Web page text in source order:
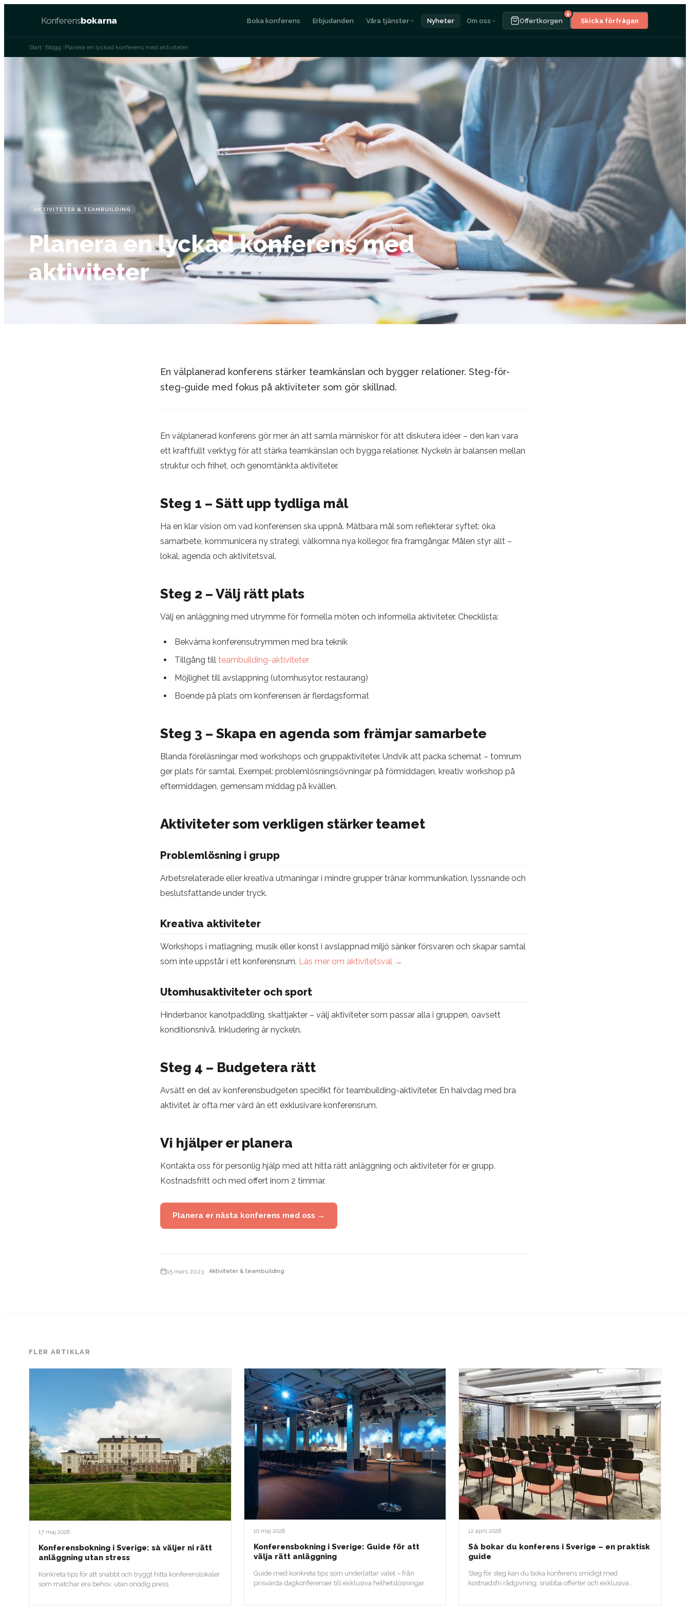
Konferensbokarna Boka konferens Erbjudanden Våra tjänster Nyheter Om oss Offertkorgen
0
Skicka förfrågan
Start Blogg Planera en lyckad konferens med aktiviteter
AKTIVITETER & TEAMBUILDING
Planera en lyckad konferens med
aktiviteter
15 mars 2023
En välplanerad konferens stärker teamkänslan och bygger relationer. Steg-för-
steg-guide med fokus på aktiviteter som gör skillnad.
En välplanerad konferens gör mer än att samla människor för att diskutera idéer – den kan vara
ett kraftfullt verktyg för att stärka teamkänslan och bygga relationer. Nyckeln är balansen mellan
struktur och frihet, och genomtänkta aktiviteter.
Steg 1 – Sätt upp tydliga mål
Ha en klar vision om vad konferensen ska uppnå. Mätbara mål som reflekterar syftet: öka
samarbete, kommunicera ny strategi, välkomna nya kollegor, fira framgångar. Målen styr allt –
lokal, agenda och aktivitetsval.
Steg 2 – Välj rätt plats
Välj en anläggning med utrymme för formella möten och informella aktiviteter. Checklista:
Bekväma konferensutrymmen med bra teknik
Tillgång till teambuilding-aktiviteter
Möjlighet till avslappning (utomhusytor, restaurang)
Boende på plats om konferensen är flerdagsformat
Steg 3 – Skapa en agenda som främjar samarbete
Blanda föreläsningar med workshops och gruppaktiviteter. Undvik att packa schemat – tomrum
ger plats för samtal. Exempel: problemlösningsövningar på förmiddagen, kreativ workshop på
eftermiddagen, gemensam middag på kvällen.
Aktiviteter som verkligen stärker teamet
Problemlösning i grupp
Arbetsrelaterade eller kreativa utmaningar i mindre grupper tränar kommunikation, lyssnande och
beslutsfattande under tryck.
Kreativa aktiviteter
Workshops i matlagning, musik eller konst i avslappnad miljö sänker försvaren och skapar samtal
som inte uppstår i ett konferensrum. Läs mer om aktivitetsval →
Utomhusaktiviteter och sport
Hinderbanor, kanotpaddling, skattjakter – välj aktiviteter som passar alla i gruppen, oavsett
konditionsnivå. Inkludering är nyckeln.
Steg 4 – Budgetera rätt
Avsätt en del av konferensbudgeten specifikt för teambuilding-aktiviteter. En halvdag med bra
aktivitet är ofta mer värd än ett exklusivare konferensrum.
Vi hjälper er planera
Kontakta oss för personlig hjälp med att hitta rätt anläggning och aktiviteter för er grupp.
Kostnadsfritt och med offert inom 2 timmar.
Planera er nästa konferens med oss →
15 mars 2023 Aktiviteter & teambuilding
FLER ARTIKLAR
17 maj 2026
Konferensbokning i Sverige: så väljer ni rätt
anläggning utan stress
Konkreta tips för att snabbt och tryggt hitta konferenslokaler
som matchar era behov, utan onödig press.
10 maj 2026
Konferensbokning i Sverige: Guide för att
välja rätt anläggning
Guide med konkreta tips som underlättar valet – från
prisvärda dagkonferenser till exklusiva helhetslösningar.
12 april 2026
Så bokar du konferens i Sverige – en praktisk
guide
Steg för steg kan du boka konferens smidigt med
kostnadsfri rådgivning, snabba offerter och exklusiva